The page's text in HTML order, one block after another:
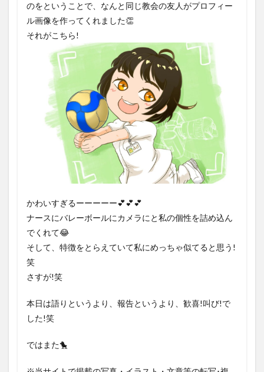
のをということで、なんと同じ教会の友人がプロフィー
ル画像を作ってくれました👏
それがこちら!
かわいすぎるーーーーー💕💕💕
ナースにバレーボールにカメラにと私の個性を詰め込ん
でくれて😂
そして、特徴をとらえていて私にめっちゃ似てると思う!
笑
さすが!笑
本日は語りというより、報告というより、歓喜!叫び!で
した!笑
ではまた🐤